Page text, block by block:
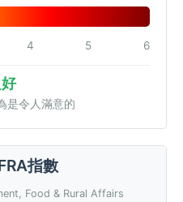
4 5 6
是令人滿意的
指數
Food & Rural Affairs